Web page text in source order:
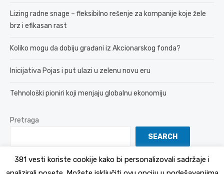
Lizing radne snage – fleksibilno rešenje za kompanije koje žele
brz i efikasan rast
Koliko mogu da dobiju građani iz Akcionarskog fonda?
Inicijativa Pojas i put ulazi u zelenu novu eru
Tehnološki pioniri koji menjaju globalnu ekonomiju
Pretraga
SEARCH
381 vesti koriste cookije kako bi personalizovali sadržaje i